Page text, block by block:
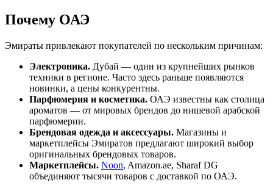
Почему ОАЭ
Эмираты привлекают покупателей по нескольким причинам:
Электроника. Дубай — один из крупнейших рынков
техники в регионе. Часто здесь раньше появляются
новинки, а цены конкурентны.
Парфюмерия и косметика. ОАЭ известны как столица
ароматов — от мировых брендов до нишевой арабской
парфюмерии.
Брендовая одежда и аксессуары. Магазины и
маркетплейсы Эмиратов предлагают широкий выбор
оригинальных брендовых товаров.
Маркетплейсы. Noon, Amazon.ae, Sharaf DG
объединяют тысячи товаров с доставкой по ОАЭ.